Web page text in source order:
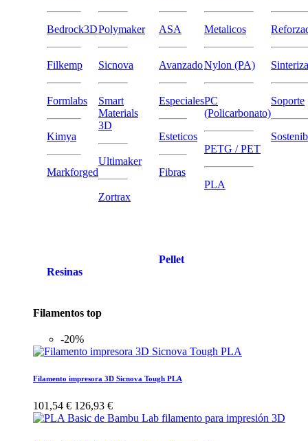
Bedrock3D
Filkemp
Formlabs
Kimya
Markforged
Polymaker
Sicnova
Smart
Materials
3D
Ultimaker
Zortrax
Resinas
ASA
Avanzado
Especiales
Esteticos
Fibras
Metalicos
Nylon (PA)
PC
(Policarbonato)
PETG / PET
PLA
Soporte
Pellet
Filamentos top
-20%
Filamento impresora 3D Sicnova Tough PLA
101,54 € 126,93 €